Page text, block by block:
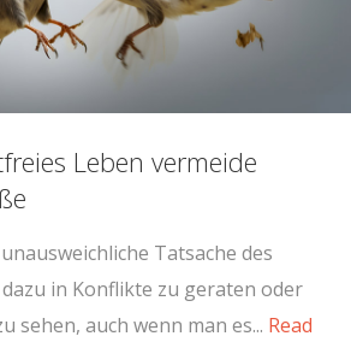
Leben vermeide
Tatsache des
in Konflikte zu geraten oder
sehen, auch wenn man es... Read